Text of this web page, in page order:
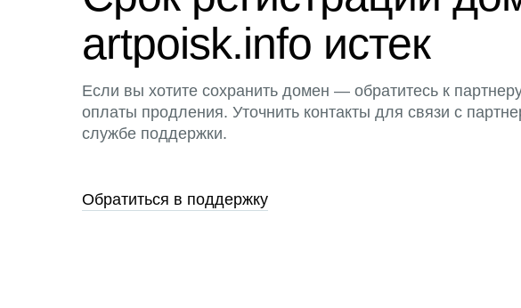
artpoisk.info истек
Если вы хотите сохранить домен — обратитесь к
оплаты продления. Уточнить контакты для связи с
службе поддержки.
Обратиться в поддержку